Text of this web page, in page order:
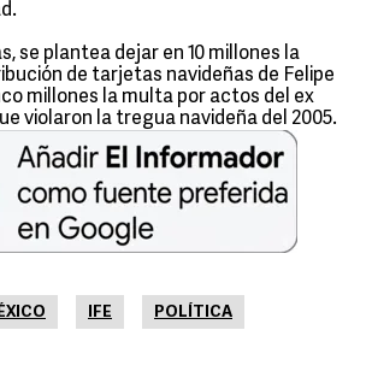
se plantea dejar en 10 millones la
de tarjetas navideñas de Felipe
millones la multa por actos del ex
violaron la tregua navideña del 2005.
IFE POLÍTICA